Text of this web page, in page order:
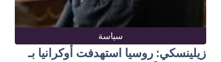
سياسة
زيلينسكي: روسيا استهدفت أوكرانيا بـ